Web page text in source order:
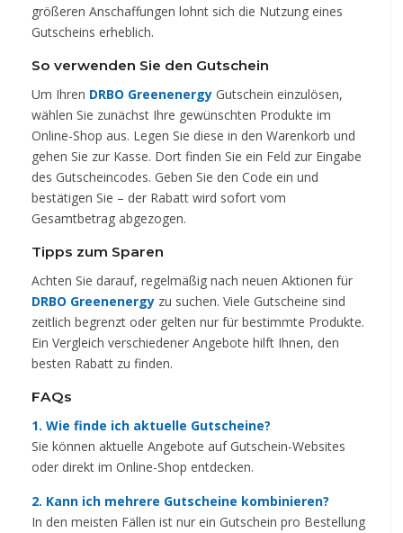
größeren Anschaffungen lohnt sich die Nutzung eines
Gutscheins erheblich.
So verwenden Sie den Gutschein
Um Ihren DRBO Greenenergy Gutschein einzulösen,
wählen Sie zunächst Ihre gewünschten Produkte im
Online-Shop aus. Legen Sie diese in den Warenkorb und
gehen Sie zur Kasse. Dort finden Sie ein Feld zur Eingabe
des Gutscheincodes. Geben Sie den Code ein und
bestätigen Sie – der Rabatt wird sofort vom
Gesamtbetrag abgezogen.
Tipps zum Sparen
Achten Sie darauf, regelmäßig nach neuen Aktionen für
DRBO Greenenergy zu suchen. Viele Gutscheine sind
zeitlich begrenzt oder gelten nur für bestimmte Produkte.
Ein Vergleich verschiedener Angebote hilft Ihnen, den
besten Rabatt zu finden.
FAQs
1. Wie finde ich aktuelle Gutscheine?
Sie können aktuelle Angebote auf Gutschein-Websites
oder direkt im Online-Shop entdecken.
2. Kann ich mehrere Gutscheine kombinieren?
In den meisten Fällen ist nur ein Gutschein pro Bestellung